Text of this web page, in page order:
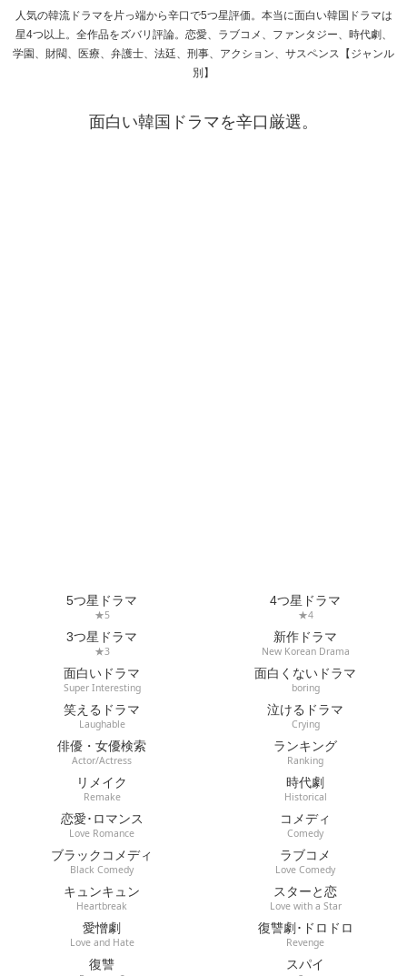
人気の韓流ドラマを片っ端から辛口で5つ星評価。本当に面白い韓国ドラマは
星4つ以上。全作品をズバリ評論。恋愛、ラブコメ、ファンタジー、時代劇、
学園、財閥、医療、弁護士、法廷、刑事、アクション、サスペンス【ジャンル
別】
面白い韓国ドラマを辛口厳選。
5つ星ドラマ
★5
4つ星ドラマ
★4
3つ星ドラマ
★3
新作ドラマ
New Korean Drama
面白いドラマ
Super Interesting
面白くないドラマ
boring
笑えるドラマ
Laughable
泣けるドラマ
Crying
俳優・女優検索
Actor/Actress
ランキング
Ranking
リメイク
Remake
時代劇
Historical
恋愛･ロマンス
Love Romance
コメディ
Comedy
ブラックコメディ
Black Comedy
ラブコメ
Love Comedy
キュンキュン
Heartbreak
スターと恋
Love with a Star
愛憎劇
Love and Hate
復讐劇･ドロドロ
Revenge
復讐 スパイ